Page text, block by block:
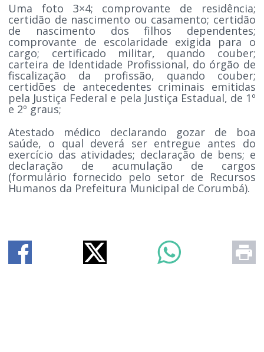
Uma foto 3×4; comprovante de residência;
certidão de nascimento ou casamento; certidão
de nascimento dos filhos dependentes;
comprovante de escolaridade exigida para o
cargo; certificado militar, quando couber;
carteira de Identidade Profissional, do órgão de
fiscalização da profissão, quando couber;
certidões de antecedentes criminais emitidas
pela Justiça Federal e pela Justiça Estadual, de 1º
e 2º graus;
Atestado médico declarando gozar de boa
saúde, o qual deverá ser entregue antes do
exercício das atividades; declaração de bens; e
declaração de acumulação de cargos
(formulário fornecido pelo setor de Recursos
Humanos da Prefeitura Municipal de Corumbá).